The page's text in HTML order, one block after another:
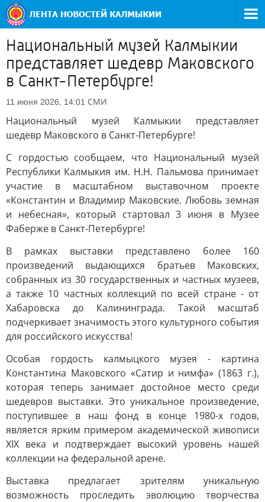
Национальный музей Калмыкии
представляет шедевр Маковского
в Санкт-Петербурге!
11 июня 2026, 14:01 СМИ
Национальный музей Калмыкии представляет
шедевр Маковского в Санкт-Петербурге!
С гордостью сообщаем, что Национальный музей
Республики Калмыкия им. Н.Н. Пальмова принимает
участие в масштабном выставочном проекте
«Константин и Владимир Маковские. Любовь земная
и небесная», который стартовал 3 июня в Музее
Фаберже в Санкт-Петербурге!
В рамках выставки представлено более 160
произведений выдающихся братьев Маковских,
собранных из 30 государственных и частных музеев,
а также 10 частных коллекций по всей стране - от
Хабаровска до Калининграда. Такой масштаб
подчеркивает значимость этого культурного события
для российского искусства!
Особая гордость калмыцкого музея - картина
Константина Маковского «Сатир и нимфа» (1863 г.),
которая теперь занимает достойное место среди
шедевров выставки. Это уникальное произведение,
поступившее в наш фонд в конце 1980-х годов,
является ярким примером академической живописи
XIX века и подтверждает высокий уровень нашей
коллекции на федеральной арене.
Выставка предлагает зрителям уникальную
возможность проследить эволюцию творчества